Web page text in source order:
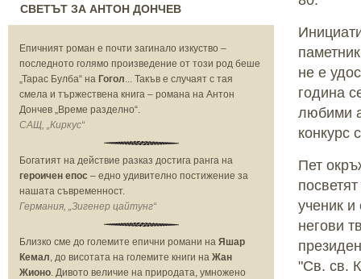
СВЕТЪТ ЗА АНТОН ДОНЧЕВ
Епичният роман е почти загинало изкуство –
последното голямо произведение от този род беше
„Тарас Булба“ на Гогол... Такъв е случаят с тая
смела и тържествена книга – романа на Антон
Дончев „Време разделно“.
САЩ, „Киркус“
Богатият на действие разказ достига ранга на
героичен епос – едно удивително постижение за
нашата съвременност.
Германия, „Зигенер цайтунг“
Близко сме до големите епични романи на Яшар
Кемал, до висотата на големите книги на Жан
Жионо. Дивото величие на природата, умножено
не е
година
любими
конкурс
Пет
ученик
негови
"Св. св.